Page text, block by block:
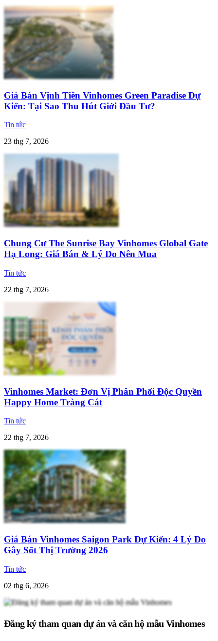
Giá Bán Vịnh Tiên Vinhomes Green Paradise Dự
Kiến: Tại Sao Thu Hút Giới Đầu Tư?
Tin tức
23 thg 7, 2026
Chung Cư The Sunrise Bay Vinhomes Global Gate
Hạ Long: Giá Bán & Lý Do Nên Mua
Tin tức
22 thg 7, 2026
Vinhomes Market: Đơn Vị Phân Phối Độc Quyền
Happy Home Tràng Cát
Tin tức
22 thg 7, 2026
Giá Bán Vinhomes Saigon Park Dự Kiến: 4 Lý Do
Gây Sốt Thị Trường 2026
Tin tức
02 thg 6, 2026
Đăng ký tham quan dự án và căn hộ mẫu Vinhomes